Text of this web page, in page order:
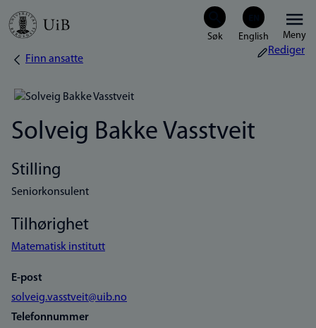
Hopp
Meny
Navigasjonssti
Finn ansatte
Rediger
Solveig Bakke Vasstveit
Stilling
Seniorkonsulent
Tilhørighet
Matematisk institutt
E-post
solveig.vasstveit@uib.no
Telefonnummer